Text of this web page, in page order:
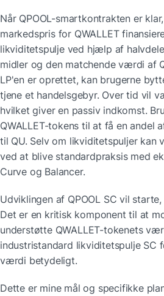
Når QPOOL-smartkontrakten er
markedspris for QWALLET
likviditetspulje ved hjælp af
midler og den matchende værdi af
LP'en er oprettet, kan brugerne
tjene et handelsgebyr. Over tid vil
hvilket giver en passiv indkomst.
QWALLET-tokens til at få en andel
til QU. Selv om likviditetspuljer kan
ved at blive standardpraksis med
Curve og Balancer.
Udviklingen af QPOOL SC vil
Det er en kritisk komponent til at
understøtte QWALLET-tokenets
industristandard likviditetspulje SC
værdi betydeligt.
Dette er mine mål og specifikke